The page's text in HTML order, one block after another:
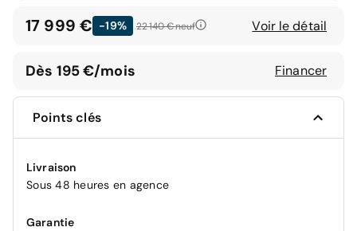
17 999 € -19% 22 140 €neuf Voir le détail
Dès 195 €/mois Financer
Points clés
Livraison
Sous 48 heures en agence
Garantie